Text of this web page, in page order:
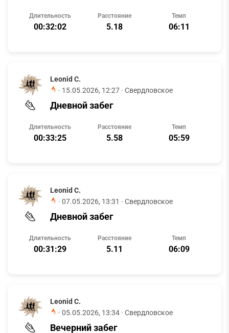
Длительность
00:32:02
Расстояние
5.18
Темп
06:11
Leonid C.
· 15.05.2026, 12:27 · Свердловское
Дневной забег
Длительность
00:33:25
Расстояние
5.58
Темп
05:59
Leonid C.
· 07.05.2026, 13:31 · Свердловское
Дневной забег
Длительность
00:31:29
Расстояние
5.11
Темп
06:09
Leonid C.
· 05.05.2026, 13:34 · Свердловское
Вечерний забег